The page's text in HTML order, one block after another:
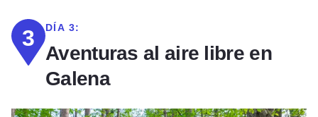
3 DÍA 3:
Aventuras al aire libre en
Galena